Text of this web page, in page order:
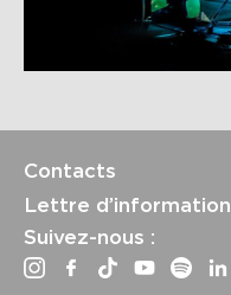
Contacts
Lettre d’information
Suivez-nous :